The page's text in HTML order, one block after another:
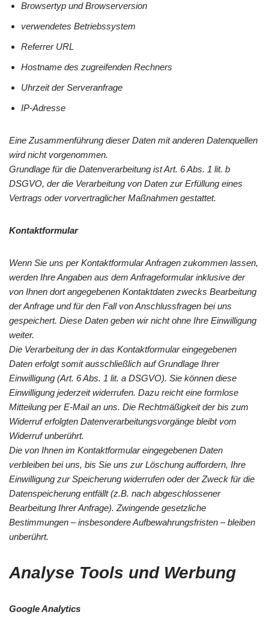
Browsertyp und Browserversion
verwendetes Betriebssystem
Referrer URL
Hostname des zugreifenden Rechners
Uhrzeit der Serveranfrage
IP-Adresse
Eine Zusammenführung dieser Daten mit anderen Datenquellen
wird nicht vorgenommen.
Grundlage für die Datenverarbeitung ist Art. 6 Abs. 1 lit. b
DSGVO, der die Verarbeitung von Daten zur Erfüllung eines
Vertrags oder vorvertraglicher Maßnahmen gestattet.
Kontaktformular
Wenn Sie uns per Kontaktformular Anfragen zukommen lassen,
werden Ihre Angaben aus dem Anfrageformular inklusive der
von Ihnen dort angegebenen Kontaktdaten zwecks Bearbeitung
der Anfrage und für den Fall von Anschlussfragen bei uns
gespeichert. Diese Daten geben wir nicht ohne Ihre Einwilligung
weiter.
Die Verarbeitung der in das Kontaktformular eingegebenen
Daten erfolgt somit ausschließlich auf Grundlage Ihrer
Einwilligung (Art. 6 Abs. 1 lit. a DSGVO). Sie können diese
Einwilligung jederzeit widerrufen. Dazu reicht eine formlose
Mitteilung per E-Mail an uns. Die Rechtmäßigkeit der bis zum
Widerruf erfolgten Datenverarbeitungsvorgänge bleibt vom
Widerruf unberührt.
Die von Ihnen im Kontaktformular eingegebenen Daten
verbleiben bei uns, bis Sie uns zur Löschung auffordern, Ihre
Einwilligung zur Speicherung widerrufen oder der Zweck für die
Datenspeicherung entfällt (z.B. nach abgeschlossener
Bearbeitung Ihrer Anfrage). Zwingende gesetzliche
Bestimmungen – insbesondere Aufbewahrungsfristen – bleiben
unberührt.
Analyse Tools und Werbung
Google Analytics